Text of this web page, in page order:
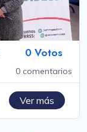
0 Votos
0 comentarios
Ver más